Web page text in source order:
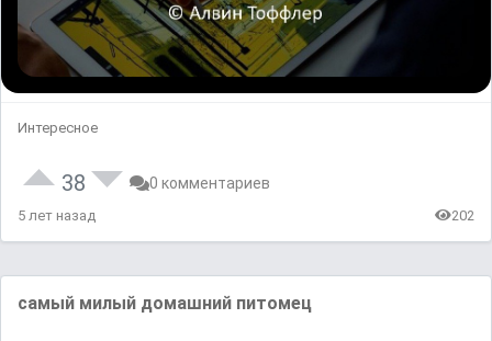
Интересное
38 0 комментариев
5 лет назад 202
самый милый домашний питомец